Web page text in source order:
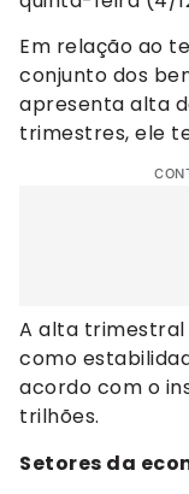
Em relação ao
conjunto dos
apresenta alta
trimestres, ele
A alta trimestral
como
acordo com o
trilhões.
Setores da